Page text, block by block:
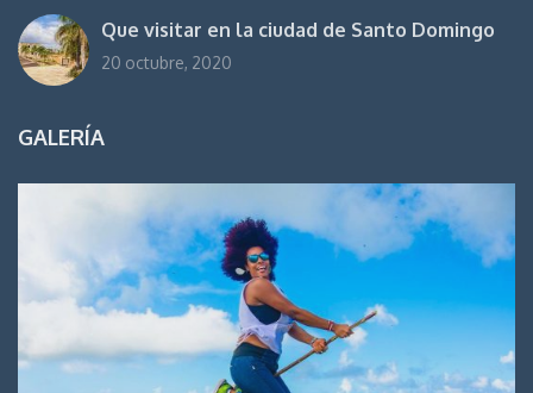
Que visitar en la ciudad de Santo Domingo
20 octubre, 2020
GALERÍA